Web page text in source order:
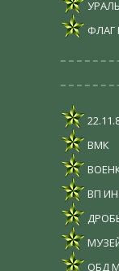
ФЛАГ
ВМК
ВП
ОБД